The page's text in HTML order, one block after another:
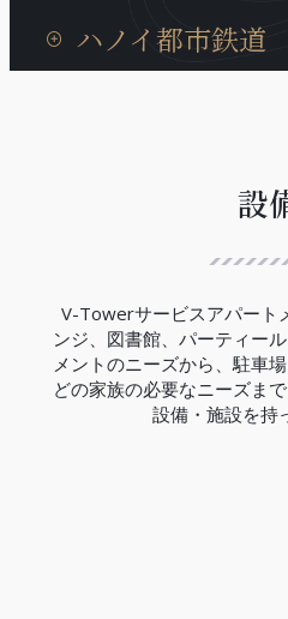
宅街にも近いロケーションで
ハノイの建造物では非常に
ルディングで、安心に宿泊
ハノイ都市鉄道
V-Towerの近くには
設
V-Towerサービスアパート
ンジ、図書館、パーティー
メントのニーズから、駐車
どの家族の必要なニーズま
設備・施設を持